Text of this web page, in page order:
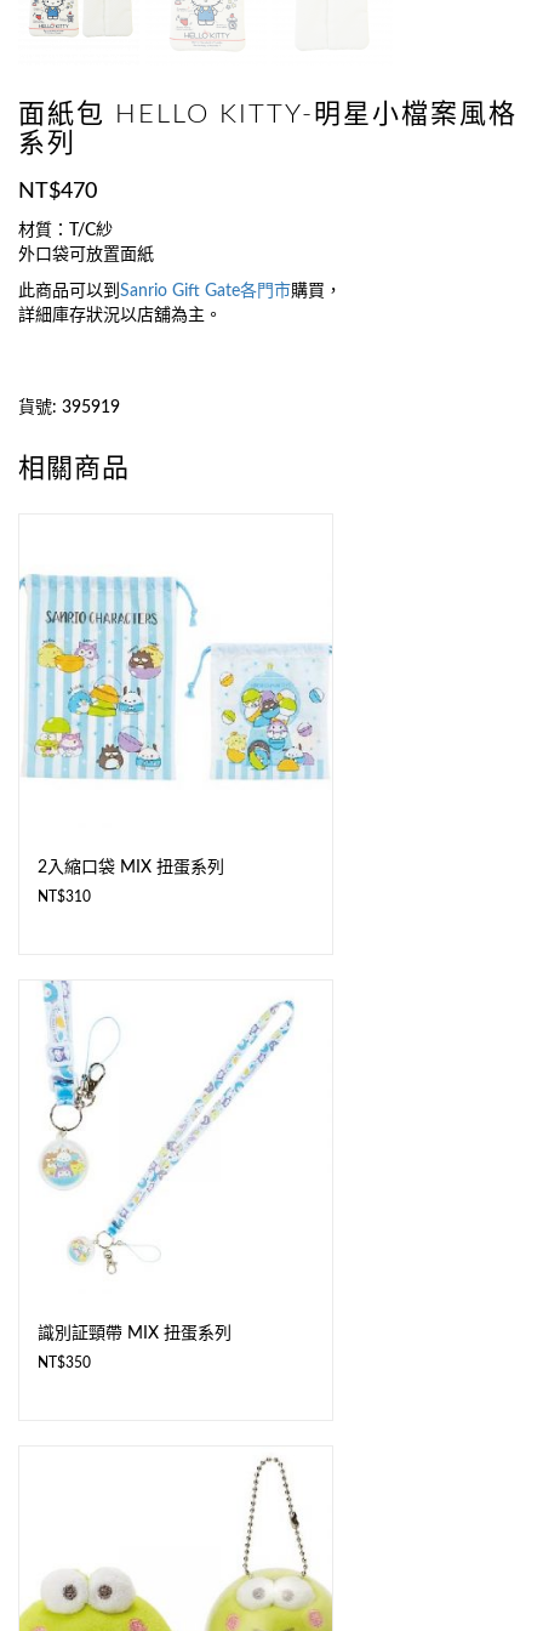
面紙包 HELLO KITTY-明星小檔案風格
系列
NT$470
材質：T/C紗
外口袋可放置面紙
此商品可以到 Sanrio Gift Gate各門市 購買，
詳細庫存狀況以店舖為主。
貨號: 395919
相關商品
2入縮口袋 MIX 扭蛋系列
NT$310
識別証頸帶 MIX 扭蛋系列
NT$350